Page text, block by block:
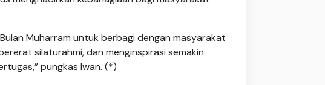
Muharram untuk berbagi dengan masyarakat
silaturahmi, dan menginspirasi semakin
pungkas Iwan. (*)